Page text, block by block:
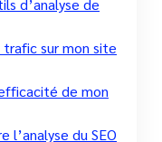
d’analyse de
sur mon site
de mon
du SEO